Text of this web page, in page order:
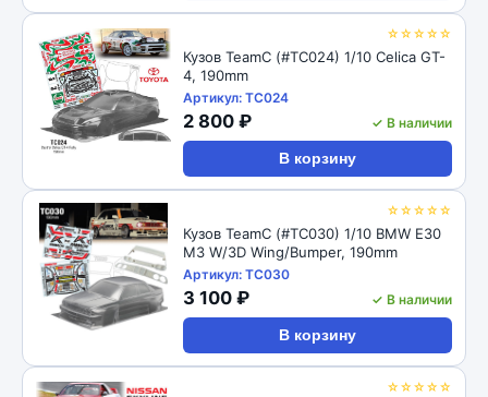
☆☆☆☆☆
Кузов TeamC (#TC024) 1/10 Celica GT-
4, 190mm
Артикул: TC024
2 800 ₽ ✓ В наличии
В корзину
☆☆☆☆☆
Кузов TeamC (#TC030) 1/10 BMW E30
M3 W/3D Wing/Bumper, 190mm
Артикул: TC030
3 100 ₽ ✓ В наличии
В корзину
☆☆☆☆☆